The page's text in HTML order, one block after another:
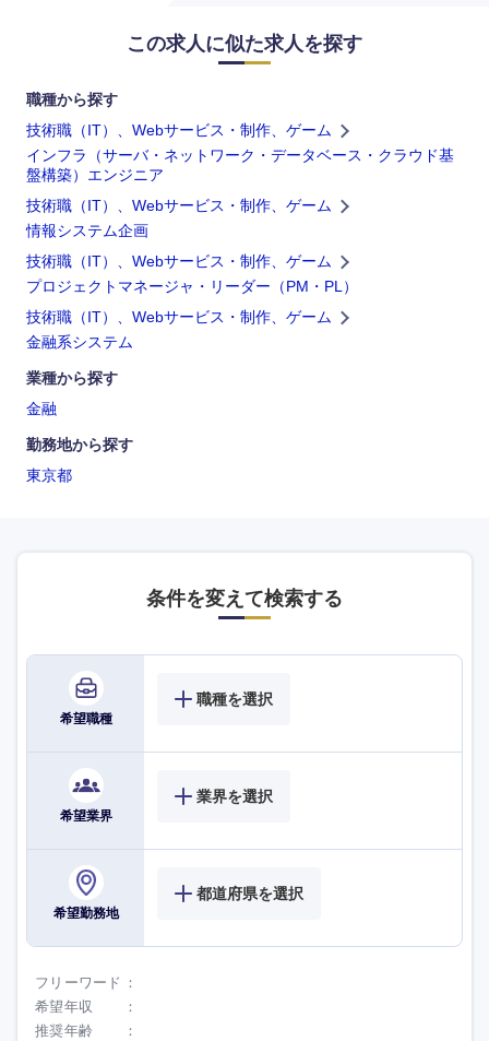
この求人に似た求人を探す
職種から探す
技術職（IT）、Webサービス・制作、ゲーム
インフラ（サーバ・ネットワーク・データベース・クラウド基
盤構築）エンジニア
技術職（IT）、Webサービス・制作、ゲーム
情報システム企画
技術職（IT）、Webサービス・制作、ゲーム
プロジェクトマネージャ・リーダー（PM・PL）
技術職（IT）、Webサービス・制作、ゲーム
金融系システム
業種から探す
金融
勤務地から探す
東京都
条件を変えて検索する
希望職種
職種を選択
希望業界
業界を選択
希望勤務地
都道府県を選択
フリーワード
希望年収
推奨年齢